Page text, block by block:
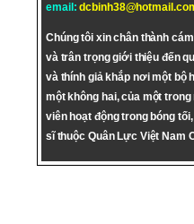
email:
Chúng tôi xin chân thành
và trân trọng giới thiệu đến
và thính giả khắp nơi một bộ
một không hai, của một
viên hoạt động trong bóng
sĩ thuộc Quân Lực Việt Nam